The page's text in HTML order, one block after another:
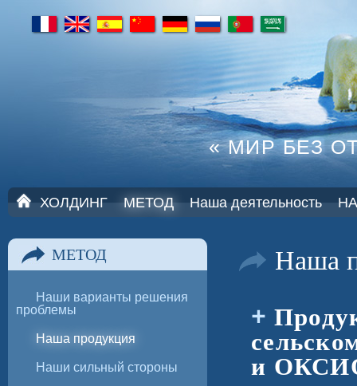
fr en es cn de ru pt ar
« МИР БЕЗ
Г
В
Н
А
ХОЛДИНГ МЕТОД Наша деятельность
МЕТОД
Наши варианты решения
проблемы
Наша продукция
Наши сильный стороны
Наша
и